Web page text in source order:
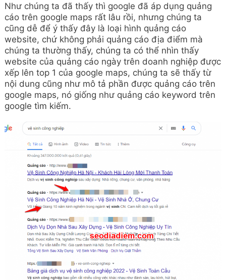
Như chúng ta đã thấy thì google đã áp dụng quảng
cáo trên google maps rất lâu rồi, nhưng chúng ta
cũng dễ để ý thấy đây là loại hình quảng cáo
website, chứ không phải quảng cáo địa điểm mà
chúng ta thường thấy, chúng ta có thể nhìn thấy
website của quảng cáo ngày trên doanh nghiệp được
xếp lên top 1 của google maps, chúng ta sẽ thấy từ
nội dung cũng như mô tả phần được quảng cáo trên
google maps, nó giống như quảng cáo keyword trên
google tìm kiếm.